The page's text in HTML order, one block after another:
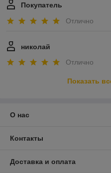
Покупатель
Отлично
николай
Отлично
Показать
О нас
Контакты
Доставка и оплата